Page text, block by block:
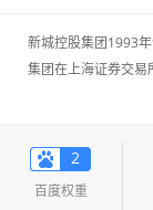
新城控股集团1993
集团在上海证券交易
2
百度权重